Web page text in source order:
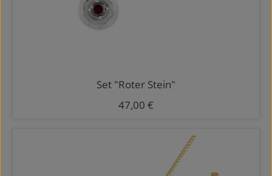
Set "Roter Stein"
Regulärer Preis:
47,00 €